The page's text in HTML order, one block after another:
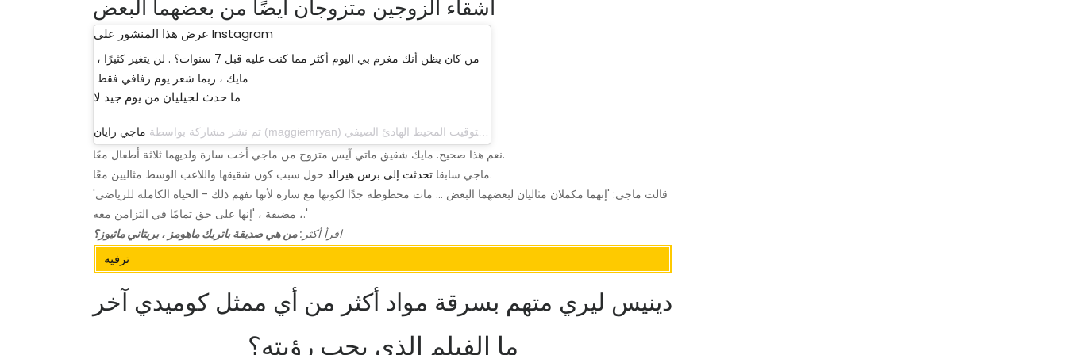
أشقاء الزوجين متزوجان أيضًا من بعضهما البعض
عرض هذا المنشور على Instagram
من كان يظن أنك مغرم بي اليوم أكثر مما كنت عليه قبل 7 سنوات؟ . لن يتغير كثيرًا ،
مايك ، ربما شعر يوم زفافي فقط
ما حدث لجيليان من يوم جيد لا
تم نشر مشاركة بواسطة ماجي رايان
نعم هذا صحيح. مايك شقيق ماتي آيس متزوج من ماجي أخت سارة ولديهما ثلاثة أطفال معًا.
ماجي سابقا تحدثت إلى برس هيرالد
حول سبب كون شقيقها واللاعب الوسط مثاليين معًا.
قالت ماجي: 'إنهما مكملان مثاليان لبعضهما البعض ... مات محظوظة جدًا لكونها مع سارة لأنها تفهم ذلك - الحياة الكاملة للرياضي'
، مضيفة ، 'إنها على حق تمامًا في التزامن معه.'
اقرأ أكثر:من هي صديقة باتريك ماهومز ، بريتاني ماثيوز؟
ترفيه
دينيس ليري متهم بسرقة مواد أكثر من أي ممثل كوميدي آخر
ما الفيلم الذي يجب رؤيته؟